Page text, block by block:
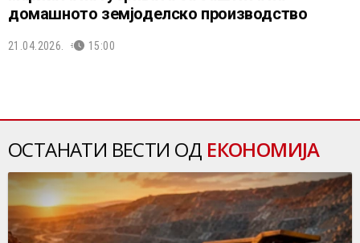
домашното земјоделско производство
21.04.2026. 15:00
ОСТАНАТИ ВЕСТИ ОД ЕКОНОМИЈА